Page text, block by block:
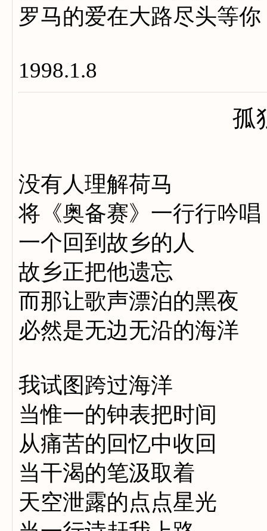
罗马的爱在大路尽头等你
1998.1.8
孤
没有人理解荷马
将《奥备赛》一行行吟唱
一个回到故乡的人
故乡正把他遗忘
而那让歌声漂泊的黑夜
必然是无边无沿的海洋
我试图跨过海洋
当惟一的钟表把时间
从痛苦的回忆中收回
当干渴的笔汲取着
天空泄露的点点星光